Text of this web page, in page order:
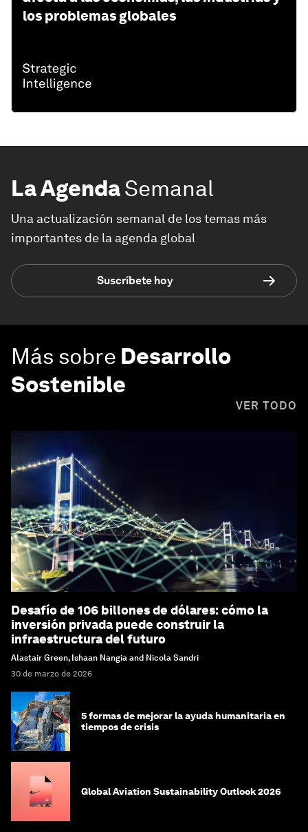
los problemas globales
La AgendaSemanal
Una actualización semanal de los temas más
importantes de la agenda global
Suscríbete hoy
Más sobre Desarrollo
Sostenible
VER TODO
Desafío de 106 billones de dólares: cómo la
inversión privada puede construir la
infraestructura del futuro
Alastair Green, Ishaan Nangia and Nicola Sandri
30 de marzo de 2026
5 formas de mejorar la ayuda humanitaria en
tiempos de crisis
Global Aviation Sustainability Outlook 2026